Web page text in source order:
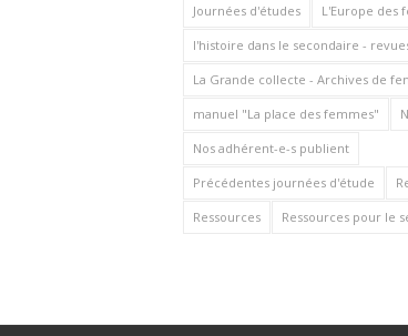
Journées d'études L'Europe des
l'histoire dans le secondaire -
La Grande collecte - Archives de
manuel "La place des femmes"
Nos adhérent-e-s publient
Précédentes journées d'étude
Ressources Ressources pour le